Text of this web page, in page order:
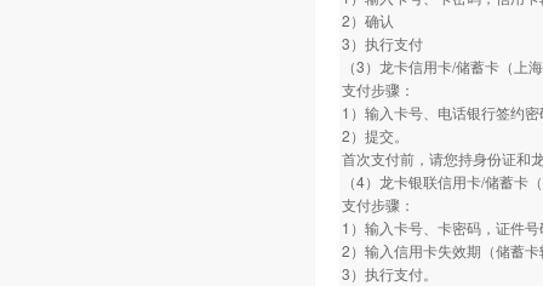
2）确认
3）执行支付
（3）龙卡信用卡/储蓄卡（上
支付步骤：
1）输入卡号、电话银行签约
2）提交。
首次支付前，请您持身份证和
（4）龙卡银联信用卡/储蓄卡
支付步骤：
1）输入卡号、卡密码，证件
2）输入信用卡失效期（储蓄
3）执行支付。